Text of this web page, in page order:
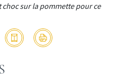
sur la pommette pour ce